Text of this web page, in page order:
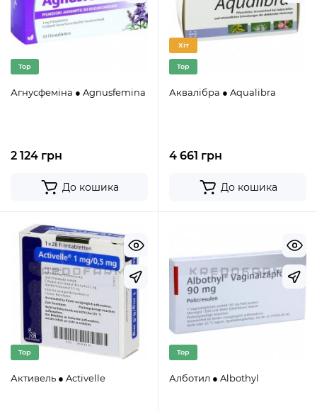
Top
Агнусфеміна ● Agnusfemina
2 124 грн
До кошика
Хіт
Top
Аквалібра ● Aqualibra
4 661 грн
До кошика
Top
Активель ● Activelle
Top
Алботил ● Albothyl